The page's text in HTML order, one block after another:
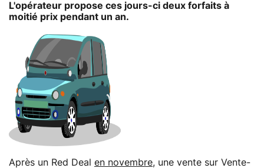
L'opérateur propose ces jours-ci deux forfaits à
moitié prix pendant un an.
Après un Red Deal en novembre, une vente sur Vente-